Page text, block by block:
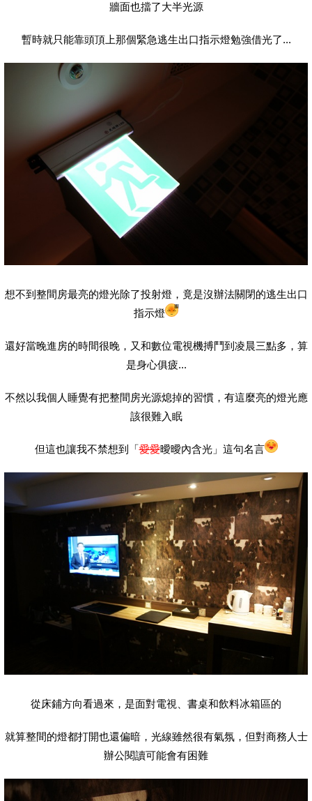
牆面也擋了大半光源
暫時就只能靠頭頂上那個緊急逃生出口指示燈勉強借光了...
想不到整間房最亮的燈光除了投射燈，竟是沒辦法關閉的逃生出口
指示燈
還好當晚進房的時間很晚，又和數位電視機搏鬥到凌晨三點多，算
是身心俱疲...
不然以我個人睡覺有把整間房光源熄掉的習慣，有這麼亮的燈光應
該很難入眠
但這也讓我不禁想到「愛愛曖曖內含光」這句名言
從床鋪方向看過來，是面對電視、書桌和飲料冰箱區的
就算整間的燈都打開也還偏暗，光線雖然很有氣氛，但對商務人士
辦公閱讀可能會有困難